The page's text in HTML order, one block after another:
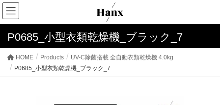
P0685_小型衣類乾燥機_ブラック_7
HOME Products
UV-C除菌搭載 全自動衣類乾燥機 4.0kg
P0685_小型衣類乾燥機_ブラック_7